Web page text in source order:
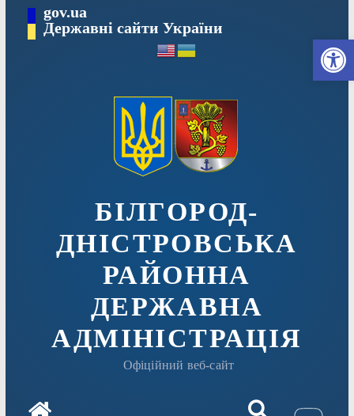
вмісту
gov.ua
Державні сайти України
БІЛГОРОД-
ДНІСТРОВСЬКА
РАЙОННА
ДЕРЖАВНА
АДМІНІСТРАЦІЯ
Офіційний веб-сайт